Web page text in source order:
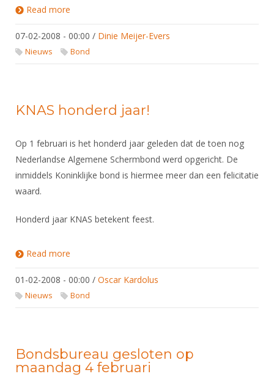
Historie
Ereleden
Leden van Verdiensten
Vacatures
Contact
Samenwerking
Formulieren
Verenigingsondersteuning
Witte Vlekkenplan
Oprichting Vereniging
Schermpaspoort
Rolstoelschermen
KNAS Keurmerk
NK's
JPT
Nieuws
Aanvragen van scheidsrechters
Scheidsrechterslijst
Verwerk wedstrijduitslagen
NK organiseren
Atletencommissie
Nieuws
Nationale opleidingen
Internationale opleidingen
Nieuws
Scheidsrechterslijst
Scheidsrechter Documentatie
Opleidingen
Infotheek
Touché
Read more
07-02-2008 - 00:00 / Dinie Meijer-Evers
Nieuws Bond
KNAS honderd jaar!
Op 1 februari is het honderd jaar geleden dat de toen nog
Nederlandse Algemene Schermbond werd opgericht. De
inmiddels Koninklijke bond is hiermee meer dan een felicitatie
waard.
Honderd jaar KNAS betekent feest.
Read more
01-02-2008 - 00:00 / Oscar Kardolus
Nieuws Bond
Bondsbureau gesloten op
maandag 4 februari